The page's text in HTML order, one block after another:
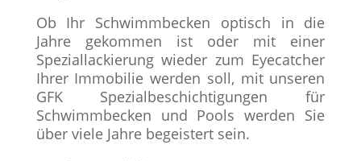
Ob Ihr Schwimmbecken optisch in die
Jahre gekommen ist oder mit einer
Speziallackierung wieder zum Eyecatcher
Ihrer Immobilie werden soll, mit unseren
GFK Spezialbeschichtigungen für
Schwimmbecken und Pools werden Sie
über viele Jahre begeistert sein.